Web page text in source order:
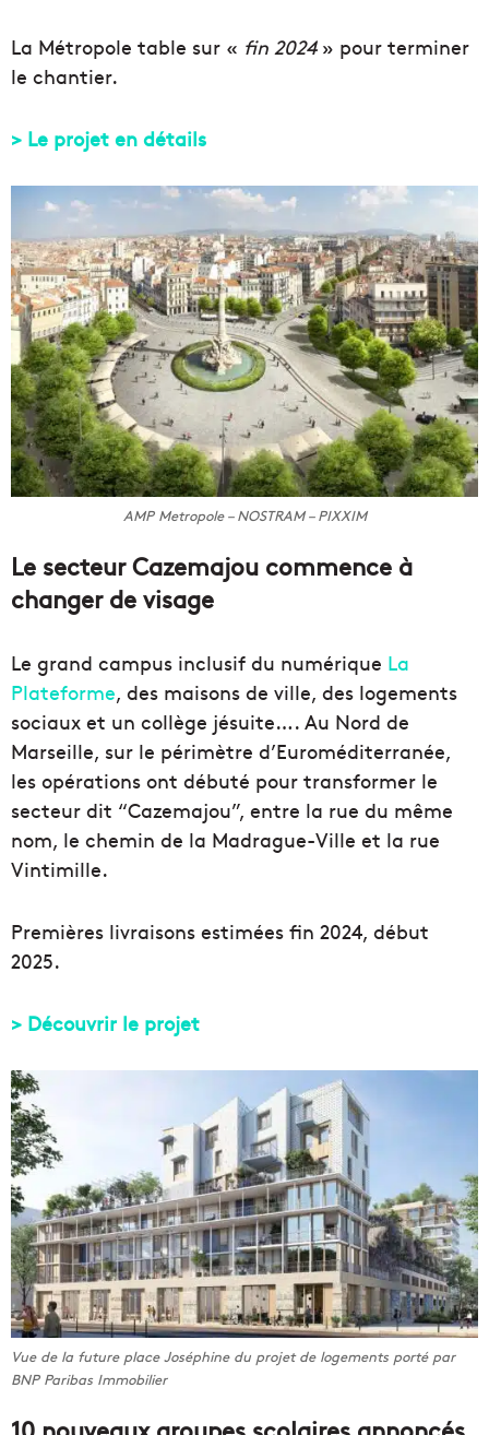
La Métropole table sur « fin 2024» pour terminer
le chantier.
> Le projet en détails
AMP Metropole – NOSTRAM – PIXXIM
Le secteur Cazemajou commence à
changer de visage
Le grand campus inclusif du numérique La
Plateforme, des maisons de ville, des logements
sociaux et un collège jésuite…. Au Nord de
Marseille, sur le périmètre d’Euroméditerranée,
les opérations ont débuté pour transformer le
secteur dit “Cazemajou”, entre la rue du même
nom, le chemin de la Madrague-Ville et la rue
Vintimille.
Premières livraisons estimées fin 2024, début
2025.
> Découvrir le projet
Vue de la future place Joséphine du projet de logements porté par
BNP Paribas Immobilier